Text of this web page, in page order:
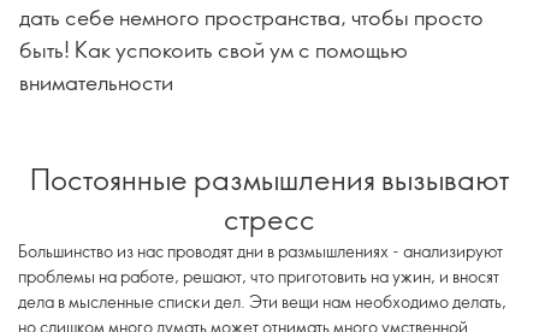
дать себе немного пространства, чтобы просто
быть! Как успокоить свой ум с помощью
внимательности
Постоянные размышления вызывают
стресс
Большинство из нас проводят дни в размышлениях - анализируют
проблемы на работе, решают, что приготовить на ужин, и вносят
дела в мысленные списки дел. Эти вещи нам необходимо делать,
но слишком много думать может отнимать много умственной